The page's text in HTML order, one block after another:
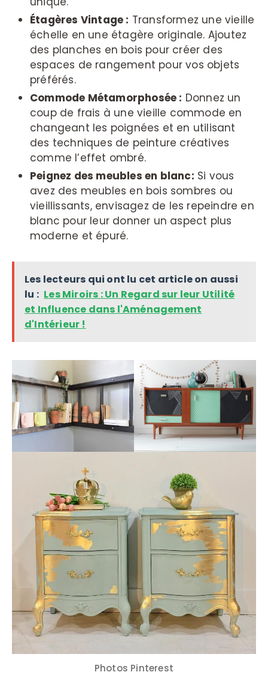
Étagères Vintage : Transformez une vieille
échelle en une étagère originale. Ajoutez
des planches en bois pour créer des
espaces de rangement pour vos objets
préférés.
Commode Métamorphosée : Donnez un
coup de frais à une vieille commode en
changeant les poignées et en utilisant
des techniques de peinture créatives
comme l’effet ombré.
Peignez des meubles en blanc: Si vous
avez des meubles en bois sombres ou
vieillissants, envisagez de les repeindre en
blanc pour leur donner un aspect plus
moderne et épuré.
Les lecteurs qui ont lu cet article on aussi
lu : Les Miroirs : Un Regard sur leur Utilité
et Influence dans l'Aménagement
d'Intérieur !
Photos Pinterest